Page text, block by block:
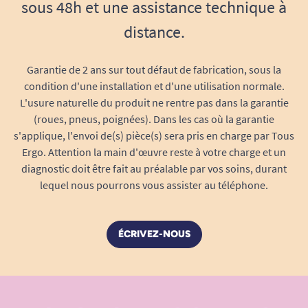
mauvaise surprise : un investissement rentable
aussi bien pour les particuliers que pour les
établissements (EHPAD, hôpitaux, services de
rééducation…).
Peut être associé à d’autres ustensiles
ergonomiques (couverts adaptés, gobelets
à anses…).
S'adapte à tous les types de plateaux et de
tables, et se range aisément dans tout
placard.
la confiance à table
Le bol asymétrique Ornamin répond à une
manger en autonomie malgré la maladie, le
sous 48h et une assistance technique à
distance.
Garantie de 2 ans sur tout défaut de fabrication, sous la
condition d'une installation et d'une utilisation normale.
L'usure naturelle du produit ne rentre pas dans la garantie
(roues, pneus, poignées). Dans les cas où la garantie
s'applique, l'envoi de(s) pièce(s) sera pris en charge par Tous
Ergo. Attention la main d'œuvre reste à votre charge et un
diagnostic doit être fait au préalable par vos soins, durant
lequel nous pourrons vous assister au téléphone.
ÉCRIVEZ-NOUS